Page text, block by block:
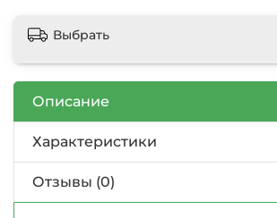
Выбрать
Описание
Характеристики
Отзывы (0)